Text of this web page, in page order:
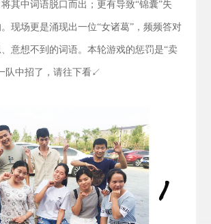
其中词语脱口而出；更有导致“锦囊”失
现场更是涌现出一位“女诸葛”，频频答对
意想不到的词语。本轮游戏的惩罚是“卖
队中招了，请往下看↙